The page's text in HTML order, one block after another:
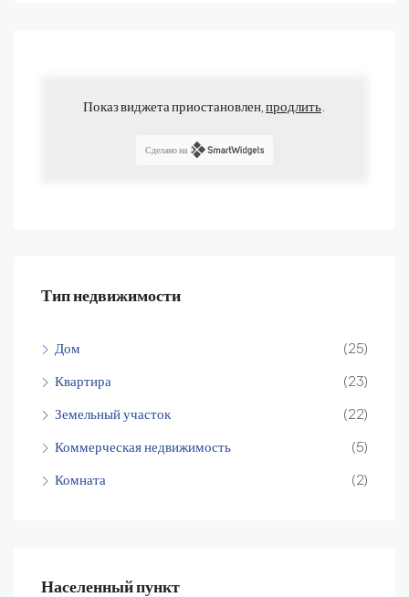
Показ виджета приостановлен, продлить
Сделано на
Тип недвижимости
Дом
(25)
Квартира
(23)
Земельный участок
(22)
Коммерческая недвижимость
(5)
Комната
(2)
Населенный пункт